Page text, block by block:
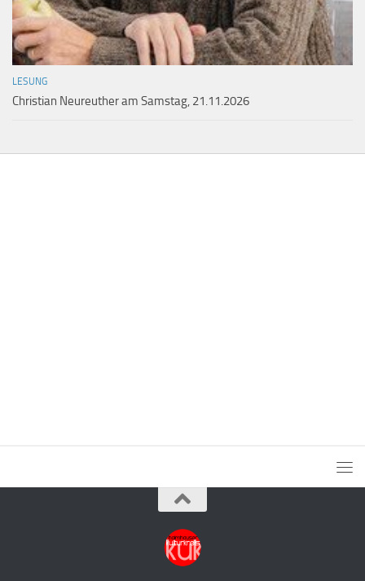
LESUNG
Christian Neureuther am Samstag, 21.11.2026